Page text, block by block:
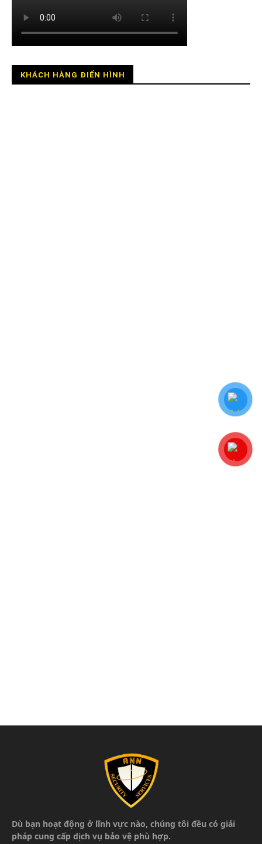
KHÁCH HÀNG ĐIỂN HÌNH
Dù bạn hoạt động ở lĩnh vực nào, chúng tôi đều có giải
pháp cung cấp dịch vụ bảo vệ phù hợp.